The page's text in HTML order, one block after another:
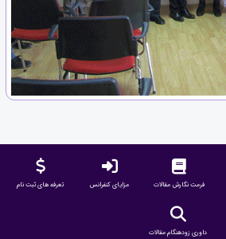
فرمت نگارش مقالات مزایای کنفرانس تعرفه های ثبت نام
داوری زودهنگام مقالات